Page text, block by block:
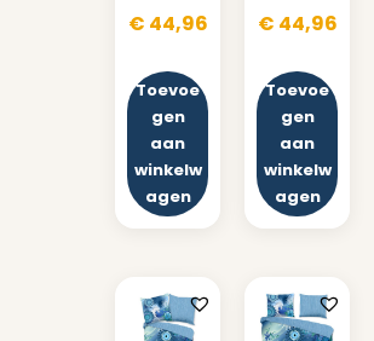
€ 44,96
Toevoe
gen
aan
winkelw
agen
€ 44,96
Toevoe
gen
aan
winkelw
agen